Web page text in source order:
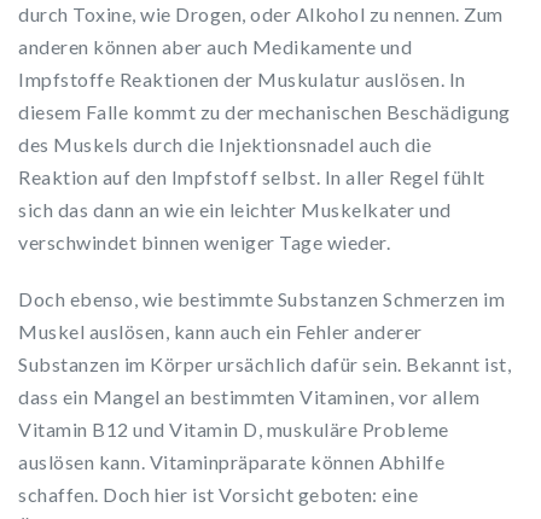
durch Toxine, wie Drogen, oder Alkohol zu nennen. Zum
anderen können aber auch Medikamente und
Impfstoffe Reaktionen der Muskulatur auslösen. In
diesem Falle kommt zu der mechanischen Beschädigung
des Muskels durch die Injektionsnadel auch die
Reaktion auf den Impfstoff selbst. In aller Regel fühlt
sich das dann an wie ein leichter Muskelkater und
verschwindet binnen weniger Tage wieder.
Doch ebenso, wie bestimmte Substanzen Schmerzen im
Muskel auslösen, kann auch ein Fehler anderer
Substanzen im Körper ursächlich dafür sein. Bekannt ist,
dass ein Mangel an bestimmten Vitaminen, vor allem
Vitamin B12 und Vitamin D, muskuläre Probleme
auslösen kann. Vitaminpräparate können Abhilfe
schaffen. Doch hier ist Vorsicht geboten: eine